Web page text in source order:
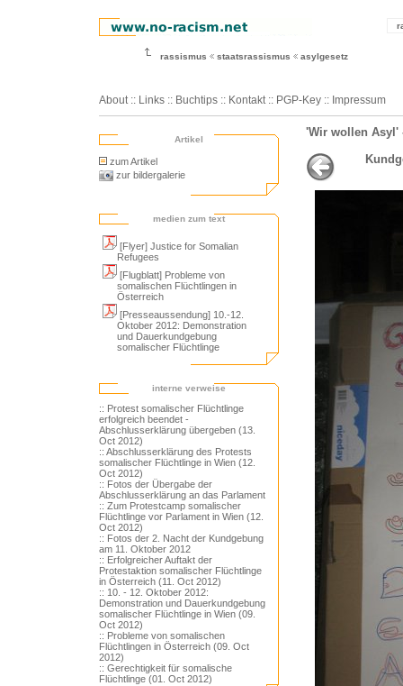
rassismus staatsrassismus asylgesetz
About :: Links :: Buchtips :: Kontakt :: PGP-Key :: Impressum
Artikel
zum Artikel
zur bildergalerie
medien zum text
[Flyer] Justice for Somalian
Refugees
[Flugblatt] Probleme von
somalischen Flüchtlingen in
Österreich
[Presseaussendung] 10.-12.
Oktober 2012: Demonstration
und Dauerkundgebung
somalischer Flüchtlinge
interne verweise
:: Protest somalischer Flüchtlinge
erfolgreich beendet -
Abschlusserklärung übergeben (13.
Oct 2012)
:: Abschlusserklärung des Protests
somalischer Flüchtlinge in Wien (12.
Oct 2012)
:: Fotos der Übergabe der
Abschlusserklärung an das Parlament
:: Zum Protestcamp somalischer
Flüchtlinge vor Parlament in Wien (12.
Oct 2012)
:: Fotos der 2. Nacht der Kundgebung
am 11. Oktober 2012
:: Erfolgreicher Auftakt der
Protestaktion somalischer Flüchtlinge
in Österreich (11. Oct 2012)
:: 10. - 12. Oktober 2012:
Demonstration und Dauerkundgebung
somalischer Flüchtlinge in Wien (09.
Oct 2012)
:: Probleme von somalischen
Flüchtlingen in Österreich (09. Oct
2012)
:: Gerechtigkeit für somalische
Flüchtlinge (01. Oct 2012)
'Wir wollen Asyl'